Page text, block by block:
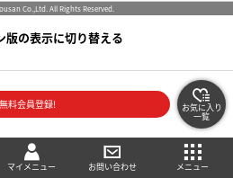
Co.,Ltd. All Rights Reserved.
版の表示に切り替える
マイメニュー お問い合わせ メニュー
料会員登録! お気に入り
一覧